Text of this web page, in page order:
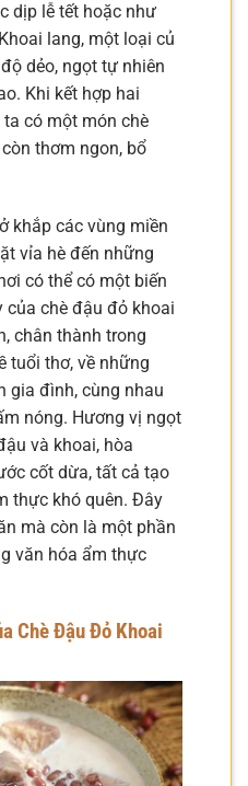
dịp lễ tết hoặc như
lang, một loại củ
dẻo, ngọt tự nhiên
Khi kết hợp hai
ta có một món chè
thơm ngon, bổ
khắp các vùng miền
vỉa hè đến những
có thể có một biến
chè đậu đỏ khoai
chân thành trong
tuổi thơ, về những
gia đình, cùng nhau
nóng. Hương vị ngọt
và khoai, hòa
cốt dừa, tất cả tạo
thực khó quên. Đây
mà còn là một phần
văn hóa ẩm thực
Chè Đậu Đỏ Khoai